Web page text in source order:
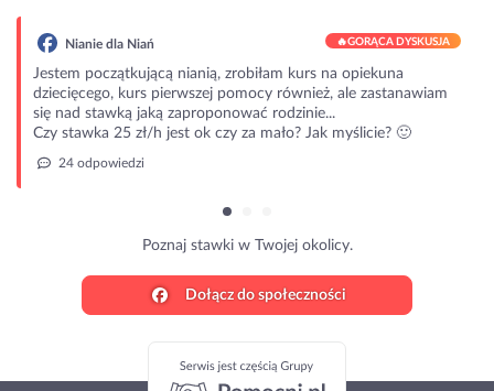
Nianie dla Niań 🔥GORĄCA DYSKUSJA
Jestem początkującą nianią, zrobiłam kurs na opiekuna
dziecięcego, kurs pierwszej pomocy również, ale zastanawiam
się nad stawką jaką zaproponować rodzinie...
Czy stawka 25 zł/h jest ok czy za mało? Jak myślicie? 🙂
24 odpowiedzi
Poznaj stawki w Twojej okolicy.
Dołącz do społeczności